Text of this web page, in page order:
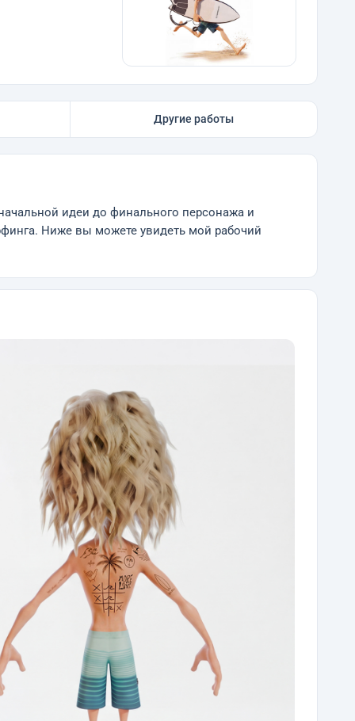
Другие работы
идеи до финального персонажа и
Ниже вы можете увидеть мой рабочий